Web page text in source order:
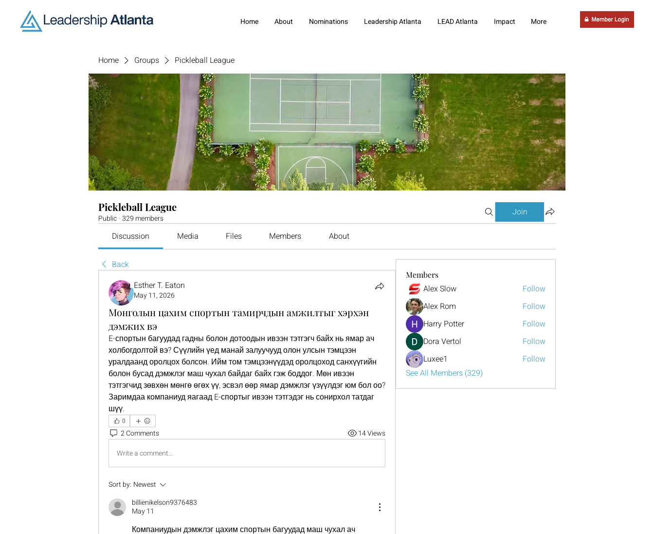
Home About Nominations Leadership Atlanta LEAD Atlanta Impact More
Home Groups Pickleball League
Pickleball League
Public ·329 members
Join
Discussion Media Files Members About
Back
Esther T. Eaton
May 11, 2026
Монголын цахим спортын тамирчдын амжилтыг хэрхэн
дэмжих вэ
E-спортын багуудад гадны болон дотоодын ивээн тэтгэгч байх нь ямар ач
холбогдолтой вэ? Сүүлийн үед манай залуучууд олон улсын тэмцээн
уралдаанд оролцох болсон. Ийм том тэмцээнүүдэд оролцоход санхүүгийн
болон бусад дэмжлэг маш чухал байдаг байх гэж боддог. Мөн ивээн
тэтгэгчид зөвхөн мөнгө өгөх үү, эсвэл өөр ямар дэмжлэг үзүүлдэг юм бол оо?
Заримдаа компаниуд яагаад E-спортыг ивээн тэтгэдэг нь сонирхол татдаг
шүү.
0
2 Comments
14 Views
Write a comment...
Sort by: Newest
billienikelson9376483
May 11
Компаниудын дэмжлэг цахим спортын багуудад маш чухал ач
Members
Alex Slow
Follow
Alex Rom
Follow
Harry Potter
Follow
Dora Vertol
Follow
Luxee1
Follow
See All Members (329)